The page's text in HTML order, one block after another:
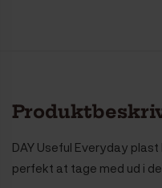
DAY Useful Everyday
perfekt at tage med ud i